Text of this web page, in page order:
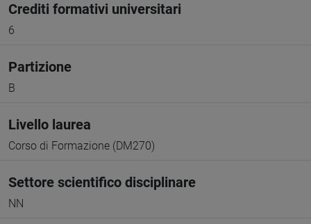
Crediti formativi universitari
6
Partizione
B
Livello laurea
Corso di Formazione (DM270)
Settore scientifico disciplinare
NN